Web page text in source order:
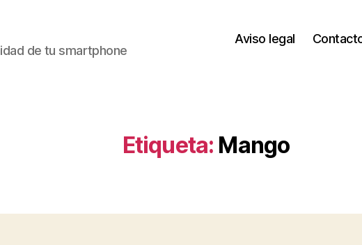
de tu smartphone
Aviso legal
Etiqueta: Mango